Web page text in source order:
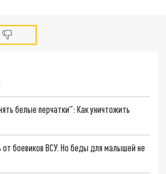
белые перчатки": Как уничтожить
боевиков ВСУ. Но беды для малышей не